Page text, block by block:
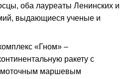
оба лауреаты Ленинских и
выдающиеся ученые и
«Гном» –
ракету с
маршевым